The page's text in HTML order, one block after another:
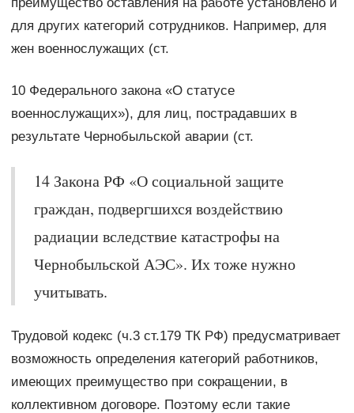
для других категорий сотрудников. Например, для
жен военнослужащих (ст.
10 Федерального закона «О статусе
военнослужащих»), для лиц, пострадавших в
результате Чернобыльской аварии (ст.
14 Закона РФ «О социальной защите
граждан, подвергшихся воздействию
радиации вследствие катастрофы на
Чернобыльской АЭС». Их тоже нужно
учитывать.
Трудовой кодекс (ч.3 ст.179 ТК РФ) предусматривает
возможность определения категорий работников,
имеющих преимущество при сокращении, в
коллективном договоре. Поэтому если такие